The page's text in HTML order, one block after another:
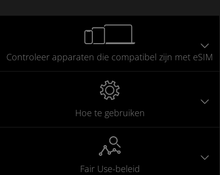
Controleer apparaten die compatibel zijn met eSIM
Hoe te gebruiken
Fair Use-beleid